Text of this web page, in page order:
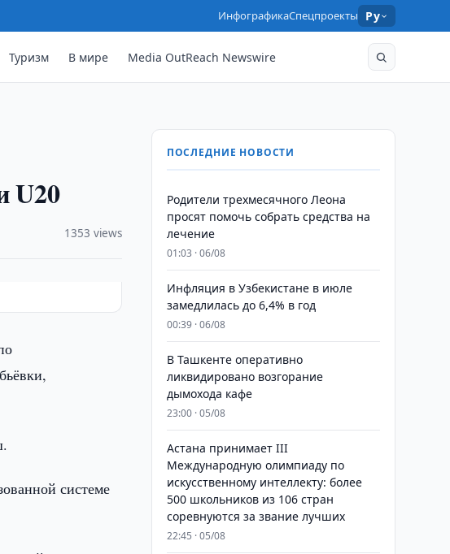
ИнфографикаСпецпроекты Ру
Туризм В мире Media OutReach Newswire
U20
1353 views
системе
ПОСЛЕДНИЕ НОВОСТИ
Родители трехмесячного Леона
просят помочь собрать средства на
лечение
01:03 · 06/08
Инфляция в Узбекистане в июле
замедлилась до 6,4% в год
00:39 · 06/08
В Ташкенте оперативно
ликвидировано возгорание
дымохода кафе
23:00 · 05/08
Астана принимает III
Международную олимпиаду по
искусственному интеллекту: более
500 школьников из 106 стран
соревнуются за звание лучших
22:45 · 05/08